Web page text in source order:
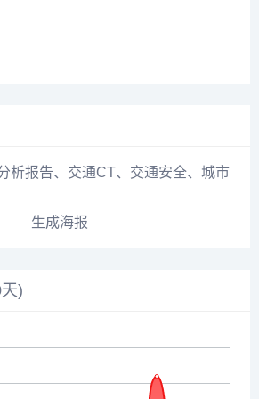
析报告、交通CT、交通安全、城市
生成海报
)